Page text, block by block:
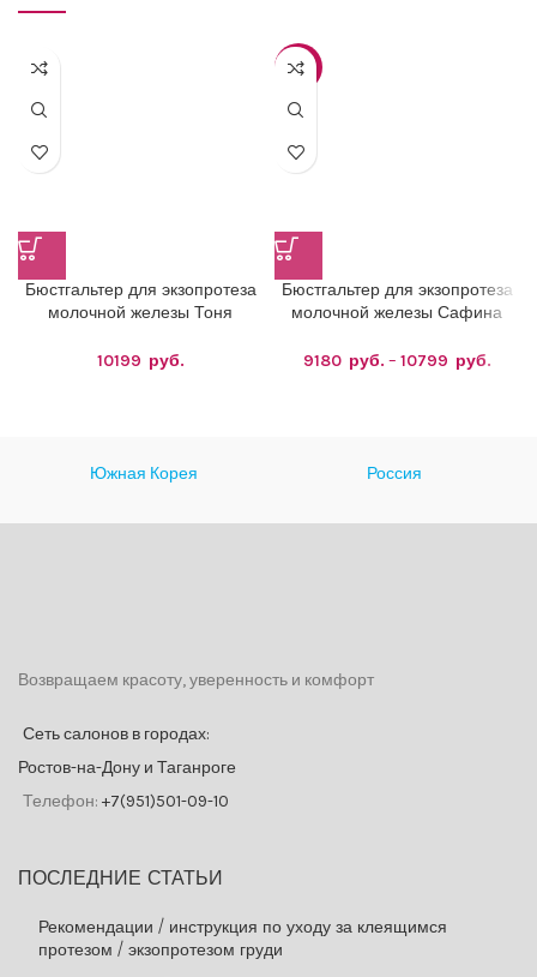
Бюстгальтер для экзопротеза
молочной железы Тоня
10199 руб.
-15%
Бюстгальтер для экзопротеза
молочной железы Сафина
9180 руб. – 10799 руб.
Южная Корея
Россия
Возвращаем красоту, уверенность и комфорт
Сеть салонов в городах:
Ростов-на-Дону и Таганроге
Телефон: +7(951)501-09-10
ПОСЛЕДНИЕ СТАТЬИ
Рекомендации / инструкция по уходу за клеящимся
протезом / экзопротезом груди